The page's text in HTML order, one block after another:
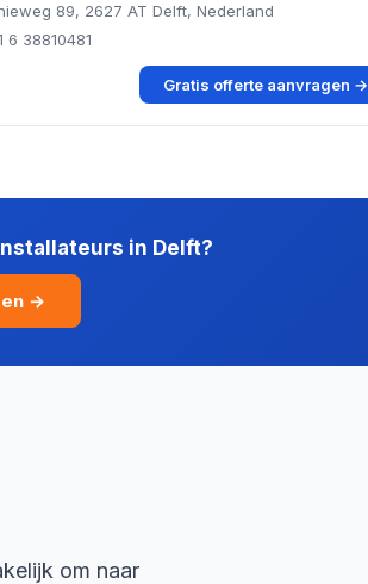
89, 2627 AT Delft, Nederland
6 38810481
Gratis offerte aanvragen →
in Delft?
→
om naar